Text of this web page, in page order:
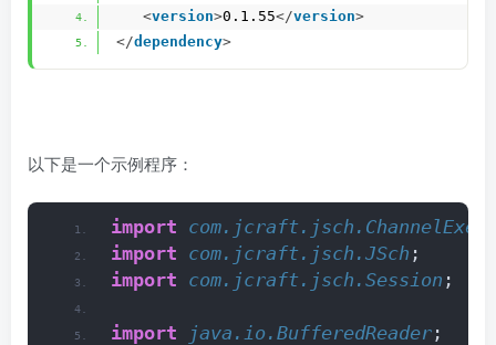
<version>0.1.55</version>
</dependency>
以下是一个示例程序：
import com.jcraft.jsch.ChannelExec
import com.jcraft.jsch.JSch ;
import com.jcraft.jsch.Session ;
import java.io.BufferedReader ;